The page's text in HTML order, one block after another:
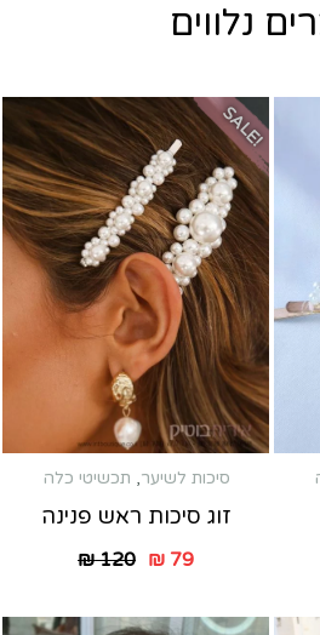
נלווים
SALE!
סיכות לשיער, תכשיטי כלה
זוג סיכות ראש פנינה
₪120 ₪79